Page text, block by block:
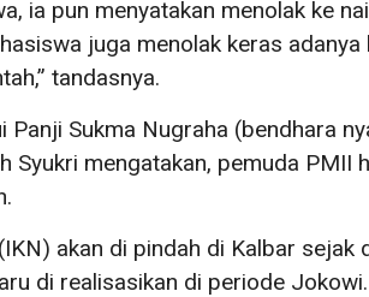
ia pun menyatakan menolak ke
juga menolak keras adanya
tandasnya.
Panji Sukma Nugraha (bendhara
Syukri mengatakan, pemuda PMII
akan di pindah di Kalbar sejak
di realisasikan di periode